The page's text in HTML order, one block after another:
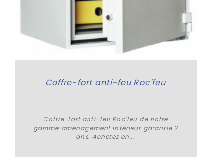
Coffre-fort anti-feu Roc'feu
Coffre-fort anti-feu Roc'feu de notre
gamme amenagement intérieur garantie 2
ans. Achetez en...